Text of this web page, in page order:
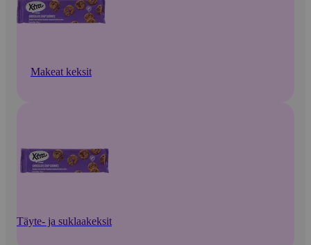
Makeat keksit
Täyte- ja suklaakeksit